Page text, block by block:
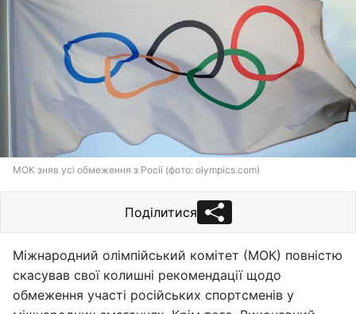
МОК зняв усі обмеження з Росії (фото: olympics.com)
Поділитися
Міжнародний олімпійський комітет (МОК) повністю
скасував свої колишні рекомендації щодо
обмеження участі російських спортсменів у